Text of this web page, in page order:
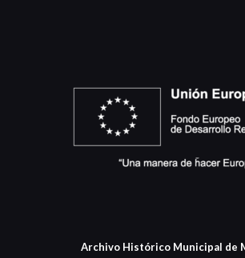
Archivo Histórico Municipal de